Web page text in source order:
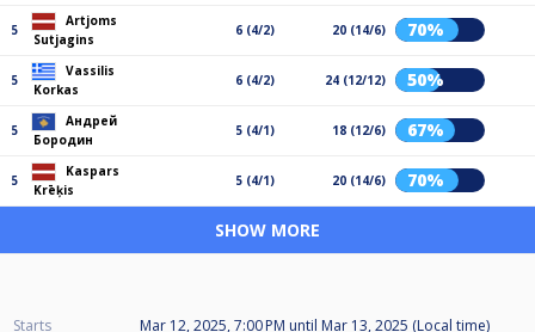
5
Artjoms
Sutjagins
6 (4/2) 20 (14/6) 70%
5
Vassilis
Korkas
6 (4/2) 24 (12/12) 50%
5
Андрей
Бородин
5 (4/1) 18 (12/6) 67%
5
Kaspars
Krēķis
5 (4/1) 20 (14/6) 70%
SHOW MORE
Starts Mar 12, 2025, 7:00 PM until Mar 13, 2025 (Local time)